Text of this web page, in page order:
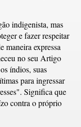
indigenista, mas
e fazer respeitar
maneira expressa
no seu Artigo
índios, suas
para ingressar
Significa que
contra o próprio